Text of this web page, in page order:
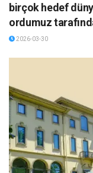
birçok hedef
ordumuz
2026-03-30